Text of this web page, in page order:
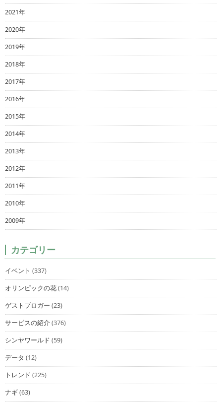
2021年
2020年
2019年
2018年
2017年
2016年
2015年
2014年
2013年
2012年
2011年
2010年
2009年
カテゴリー
イベント (337)
オリンピックの花(14)
ゲストブロガー (23)
サービスの紹介(376)
シンヤワールド (59)
データ (12)
トレンド (225)
ナギ(63)